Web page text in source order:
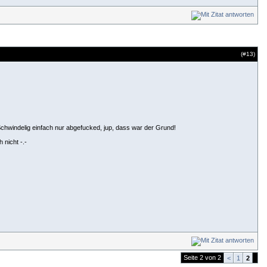
(#13)
einfach nur abgefucked, jup, dass war der Grund!
nicht -.-
Seite 2 von 2 < 1 2